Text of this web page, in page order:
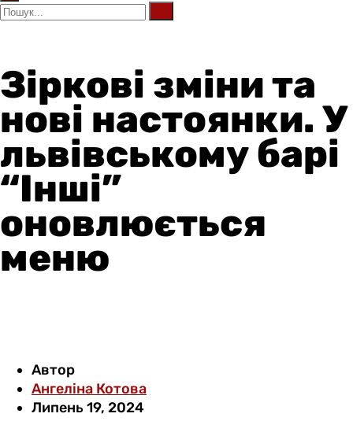
Зіркові зміни та
нові настоянки. У
львівському барі
“Інші”
оновлюється
меню
Автор
Ангеліна Котова
Липень 19, 2024